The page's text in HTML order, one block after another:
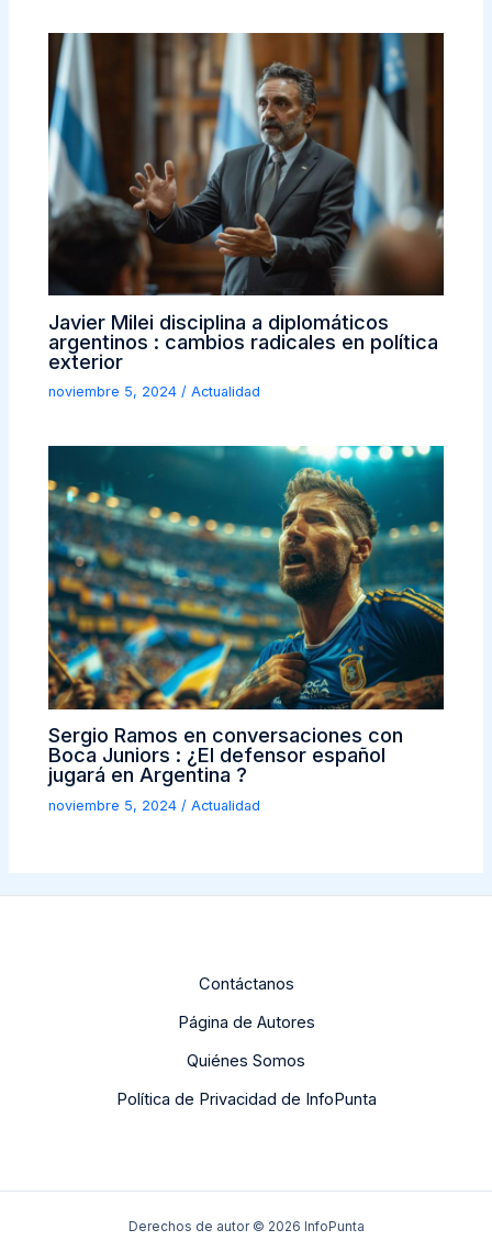
Javier Milei disciplina a diplomáticos
argentinos : cambios radicales en política
exterior
noviembre 5, 2024 /Actualidad
Sergio Ramos en conversaciones con
Boca Juniors : ¿El defensor español
jugará en Argentina ?
noviembre 5, 2024 /Actualidad
Contáctanos
Página de Autores
Quiénes Somos
Política de Privacidad de InfoPunta
Derechos de autor © 2026 InfoPunta